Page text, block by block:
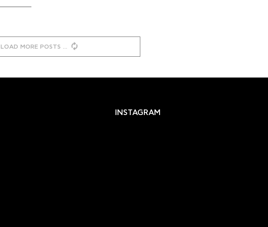
LOAD MORE POSTS
INSTAGRAM